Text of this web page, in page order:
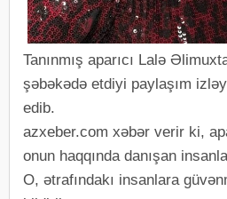
Tanınmış aparıcı Lalə
şəbəkədə etdiyi paylaşım
edib.
azxeber.com xəbər verir ki,
onun haqqında danışan
O, ətrafındakı insanlara